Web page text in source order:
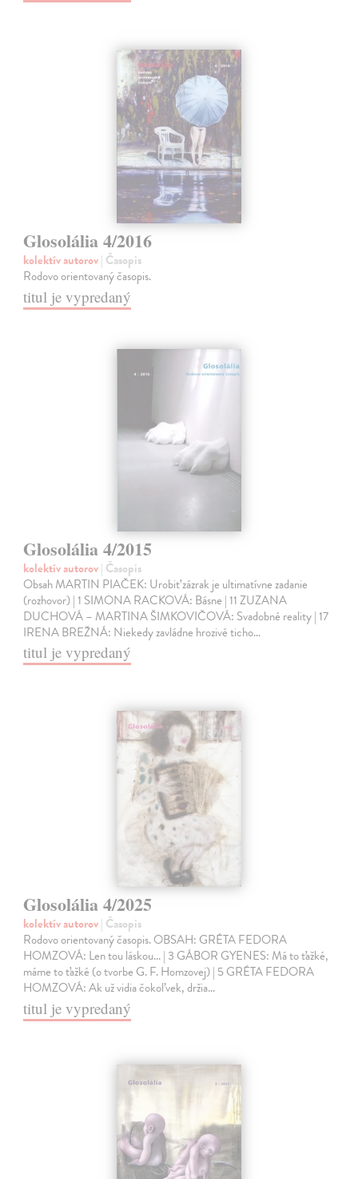
Glosolália 4/2016
kolektív autorov| Časopis
Rodovo orientovaný časopis.
titul je vypredaný
Glosolália 4/2015
kolektív autorov| Časopis
Obsah MARTIN PIAČEK: Urobiť zázrak je ultimatívne zadanie
(rozhovor) | 1 SIMONA RACKOVÁ: Básne | 11 ZUZANA
DUCHOVÁ – MARTINA ŠIMKOVIČOVÁ: Svadobné reality | 17
IRENA BREŽNÁ: Niekedy zavládne hrozivé ticho…
titul je vypredaný
Glosolália 4/2025
kolektív autorov| Časopis
Rodovo orientovaný časopis. OBSAH: GRÉTA FEDORA
HOMZOVÁ: Len tou láskou... | 3 GÁBOR GYENES: Má to ťažké,
máme to ťažké (o tvorbe G. F. Homzovej) | 5 GRÉTA FEDORA
HOMZOVÁ: Ak už vidia čokoľvek, držia…
titul je vypredaný